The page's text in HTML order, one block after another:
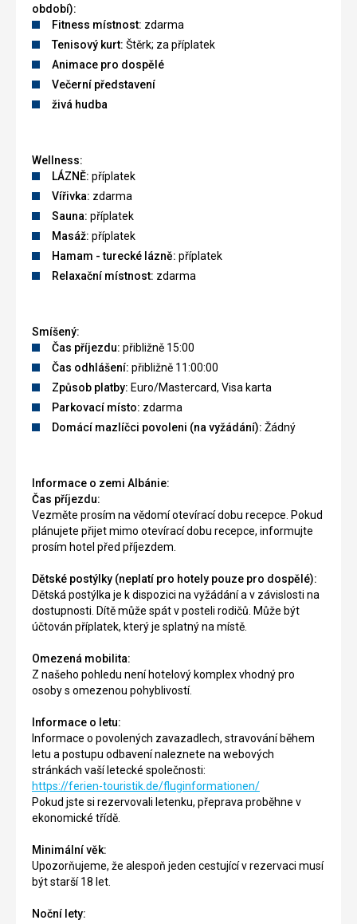
období):
Fitness místnost: zdarma
Tenisový kurt: Štěrk; za příplatek
Animace pro dospělé
Večerní představení
živá hudba
Wellness:
LÁZNĚ: příplatek
Vířivka: zdarma
Sauna: příplatek
Masáž: příplatek
Hamam - turecké lázně: příplatek
Relaxační místnost: zdarma
Smíšený:
Čas příjezdu: přibližně 15:00
Čas odhlášení: přibližně 11:00:00
Způsob platby: Euro/Mastercard, Visa karta
Parkovací místo: zdarma
Domácí mazlíčci povoleni (na vyžádání): Žádný
Informace o zemi Albánie:
Čas příjezdu:
Vezměte prosím na vědomí otevírací dobu recepce. Pokud
plánujete přijet mimo otevírací dobu recepce, informujte
prosím hotel před příjezdem.
Dětské postýlky (neplatí pro hotely pouze pro dospělé):
Dětská postýlka je k dispozici na vyžádání a v závislosti na
dostupnosti. Dítě může spát v posteli rodičů. Může být
účtován příplatek, který je splatný na místě.
Omezená mobilita:
Z našeho pohledu není hotelový komplex vhodný pro
osoby s omezenou pohyblivostí.
Informace o letu:
Informace o povolených zavazadlech, stravování během
letu a postupu odbavení naleznete na webových
stránkách vaší letecké společnosti:
https://ferien-touristik.de/fluginformationen/
Pokud jste si rezervovali letenku, přeprava proběhne v
ekonomické třídě.
Minimální věk:
Upozorňujeme, že alespoň jeden cestující v rezervaci musí
být starší 18 let.
Noční lety: